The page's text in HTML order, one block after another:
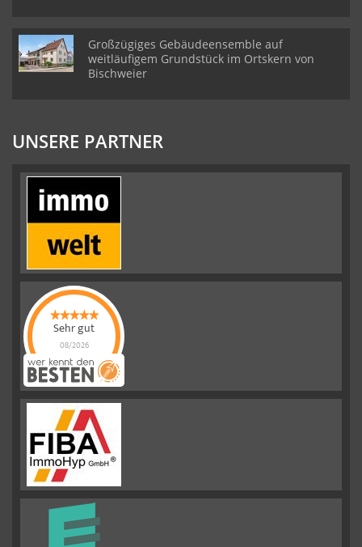
Großzügiges Gebäudeensemble auf
weitläufigem Grundstück im Ortskern von
Bischweier
UNSERE PARTNER
Sehr gut
08/2026
Emslander
Immobilien GMBH
Sternen |
292Emslander
Immobilien
GMBHBewertungen
auf
werkenntdenBESTEN.de